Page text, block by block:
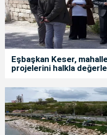
Eşbaşkan Keser,
projelerini halkla